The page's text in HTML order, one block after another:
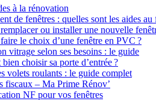
à la rénovation
de fenêtres : quelles sont les aides au
ou installer une nouvelle
le choix d’une fenêtre en PVC ?
vitrage selon ses besoins : le guide
choisir sa porte d’entrée ?
volets roulants : le guide complet
fiscaux – Ma Prime Rénov’
NF pour vos fenêtres